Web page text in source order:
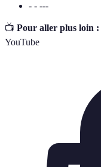
- - ---
📺 Pour aller plus loin :
YouTube